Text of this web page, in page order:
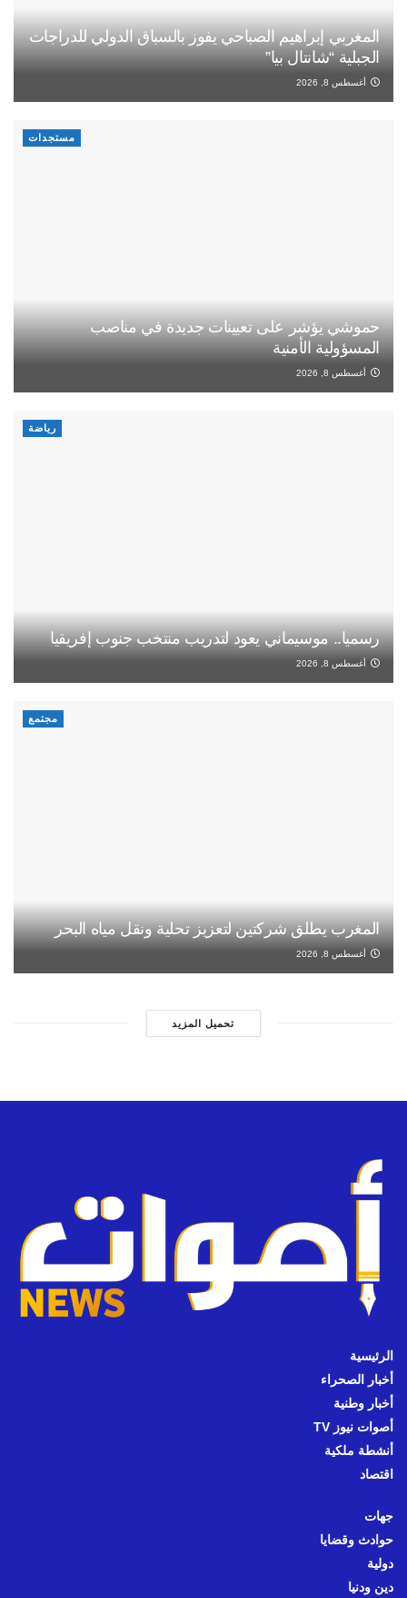
المغربي إبراهيم الصباحي يفوز بالسباق الدولي للدراجات
الجبلية “شانتال بيا”
أغسطس 8, 2026
مستجدات
حموشي يؤشر على تعيينات جديدة في مناصب
المسؤولية الأمنية
أغسطس 8, 2026
رياضة
رسميا.. موسيماني يعود لتدريب منتخب جنوب إفريقيا
أغسطس 8, 2026
مجتمع
المغرب يطلق شركتين لتعزيز تحلية ونقل مياه البحر
أغسطس 8, 2026
تحميل المزيد
الرئيسية
أخبار الصحراء
أخبار وطنية
أصوات نيوز TV
أنشطة ملكية
اقتصاد
جهات
حوادث وقضايا
دولية
دين ودنيا